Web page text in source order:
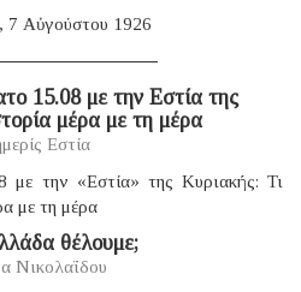
7 Αὐγούστου 1926
15.08 με την Εστία της
μέρα με τη μέρα
Εστία
με την «Εστία» της Κυριακής: Τι
με τη μέρα
θέλουμε;
Νικολαΐδου